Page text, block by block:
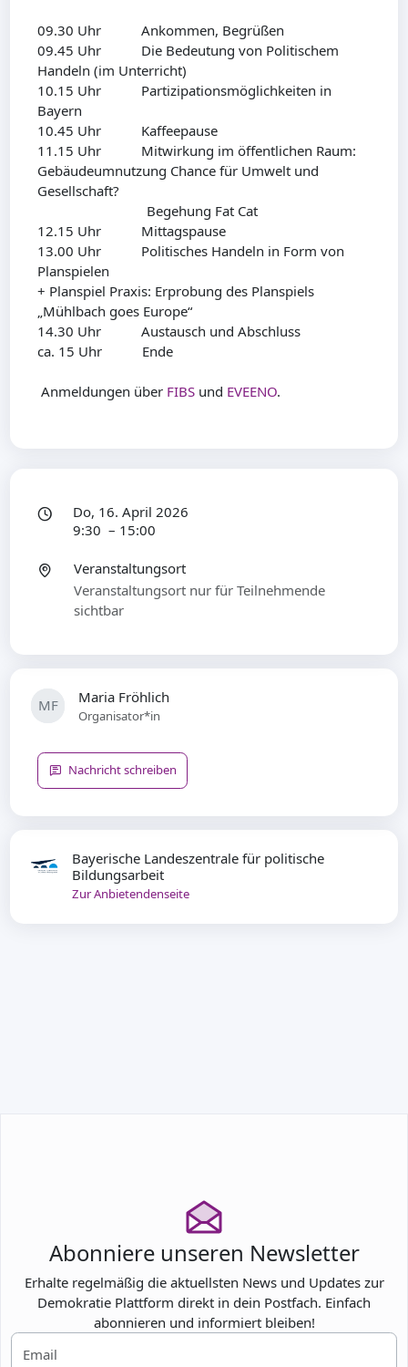
09.30 Uhr Ankommen, Begrüßen
09.45 Uhr Die Bedeutung von Politischem
Handeln (im Unterricht)
10.15 Uhr Partizipationsmöglichkeiten in
Bayern
10.45 Uhr Kaffeepause
11.15 Uhr Mitwirkung im öffentlichen Raum:
Gebäudeumnutzung Chance für Umwelt und
Gesellschaft?
Begehung Fat Cat
12.15 Uhr Mittagspause
13.00 Uhr Politisches Handeln in Form von
Planspielen
+ Planspiel Praxis: Erprobung des Planspiels
„Mühlbach goes Europe“
14.30 Uhr Austausch und Abschluss
ca. 15 Uhr Ende
Anmeldungen über FIBS und EVEENO.
Bayerische Landeszentrale für politische
Bildungsarbeit
Zur Anbietendenseite
MF Maria Fröhlich
Organisator*in
Nachricht schreiben
Do, 16. April 2026
9:30 – 15:00
Veranstaltungsort
Veranstaltungsort nur für Teilnehmende
sichtbar
Abonniere unseren Newsletter
Erhalte regelmäßig die aktuellsten News und Updates zur
Demokratie Plattform direkt in dein Postfach. Einfach
abonnieren und informiert bleiben!